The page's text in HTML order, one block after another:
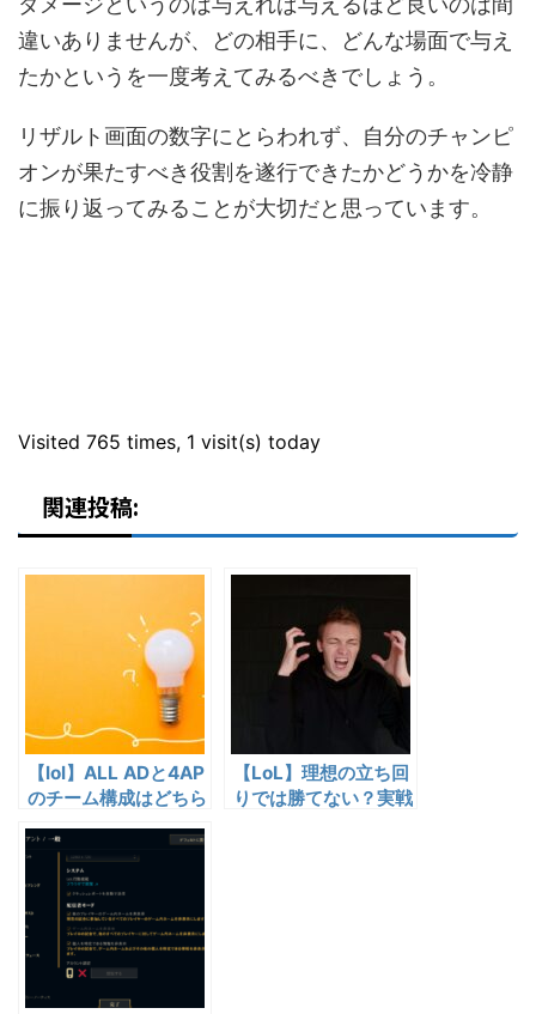
違いありませんが、どの相手に、どんな場面で与え
たかというを一度考えてみるべきでしょう。
リザルト画面の数字にとらわれず、自分のチャンピ
オンが果たすべき役割を遂行できたかどうかを冷静
に振り返ってみることが大切だと思っています。
Visited 765 times, 1 visit(s) today
関連投稿:
【lol】ALL ADと4AP
のチーム構成はどちら
が辛いかどうか
【LoL】理想の立ち回
りでは勝てない？実戦